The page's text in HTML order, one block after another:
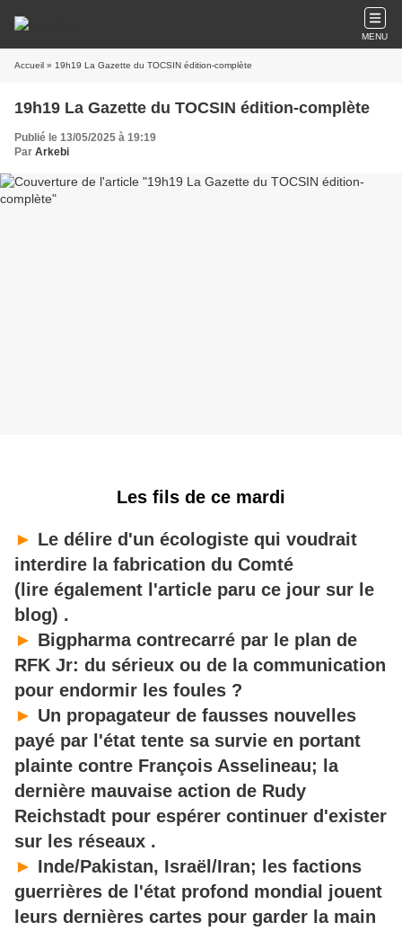
MENU
Accueil » 19h19 La Gazette du TOCSIN édition-complète
19h19 La Gazette du TOCSIN édition-complète
Publié le 13/05/2025 à 19:19
Par Arkebi
Les fils de ce mardi
► Le délire d'un écologiste qui voudrait
interdire la fabrication du Comté
(lire également l'article paru ce jour sur le
blog) .
► Bigpharma contrecarré par le plan de
RFK Jr: du sérieux ou de la communication
pour endormir les foules ?
► Un propagateur de fausses nouvelles
payé par l'état tente sa survie en portant
plainte contre François Asselineau; la
dernière mauvaise action de Rudy
Reichstadt pour espérer continuer d'exister
sur les réseaux .
► Inde/Pakistan, Israël/Iran; les factions
guerrières de l'état profond mondial jouent
leurs dernières cartes pour garder la main